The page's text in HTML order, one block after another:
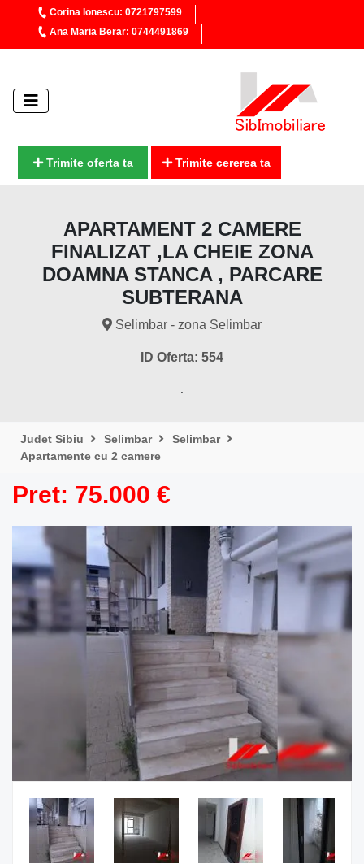
Corina Ionescu: 0721797599
Ana Maria Berar: 0744491869
Trimite oferta ta Trimite cererea ta
APARTAMENT 2 CAMERE
FINALIZAT ,LA CHEIE ZONA
DOAMNA STANCA , PARCARE
SUBTERANA
Selimbar - zona Selimbar
ID Oferta: 554
Judet Sibiu Selimbar
Selimbar
Apartamente cu 2 camere
Pret: 75.000 €